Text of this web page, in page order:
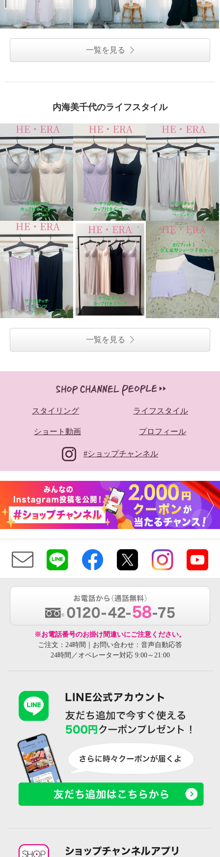
一覧を見る
内海美千代のライフスタイル
一覧を見る
スタイリング ライフスタイル
ショート動画 プロフィール
#ショップチャンネル
※お電話番号のお掛け間違いにご注意ください。
ご注文：24時間｜お問い合わせ：音声自動応答
24時間／オペレーター対応 9:00～21:00